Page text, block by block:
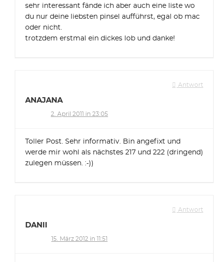
sehr interessant fände ich aber auch eine liste wo
du nur deine liebsten pinsel aufführst, egal ob mac
oder nicht.
trotzdem erstmal ein dickes lob und danke!
Antwort
ANAJANA
2. April 2011 in 23:05
Toller Post. Sehr informativ. Bin angefixt und
werde mir wohl als nächstes 217 und 222 (dringend)
zulegen müssen. :-))
Antwort
DANII
15. März 2012 in 11:51